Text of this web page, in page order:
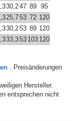
30,247 89
95
25,753 72 120
30,253 89 120
33,353 103 120
. Preisänderungen
Hersteller.
entsprechen nicht